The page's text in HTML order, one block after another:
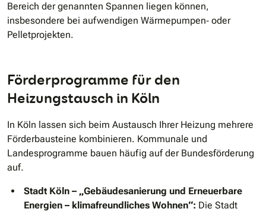
Bereich der genannten Spannen liegen können,
insbesondere bei aufwendigen Wärmepumpen‐ oder
Pelletprojekten.
Förderprogramme für den
Heizungstausch in Köln
In Köln lassen sich beim Austausch Ihrer Heizung mehrere
Förderbausteine kombinieren. Kommunale und
Landesprogramme bauen häufig auf der Bundesförderung
auf.
Stadt Köln – „Gebäudesanierung und Erneuerbare
Energien – klimafreundliches Wohnen“: Die Stadt